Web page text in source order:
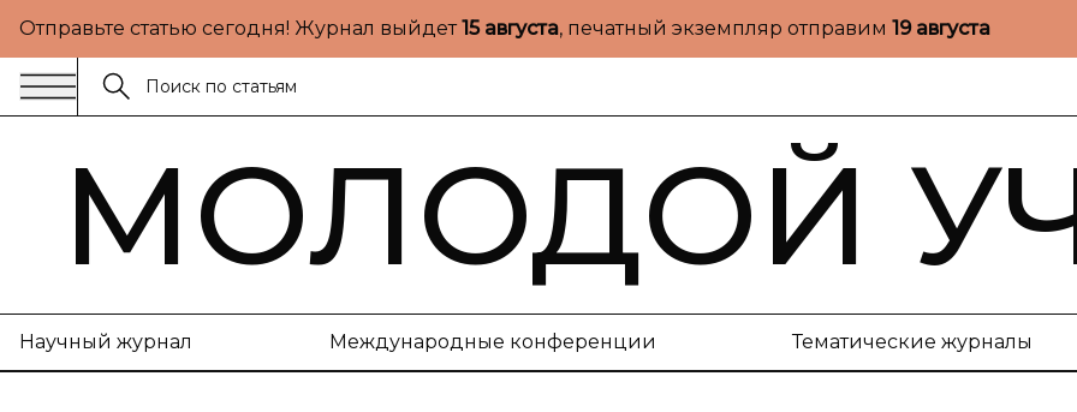
Отправьте статью сегодня! Журнал выйдет15 августа, печатный экземпляр отправим 19 августа
МОЛОДОЙ
Научный журнал Международные конференции Тематические журналы